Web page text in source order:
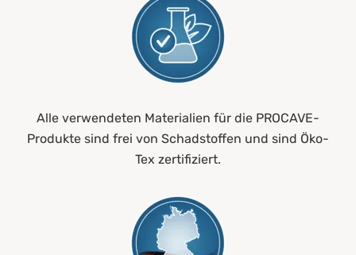
Alle verwendeten Materialien für die PROCAVE-
Produkte sind frei von Schadstoffen und sind Öko-
Tex zertifiziert.